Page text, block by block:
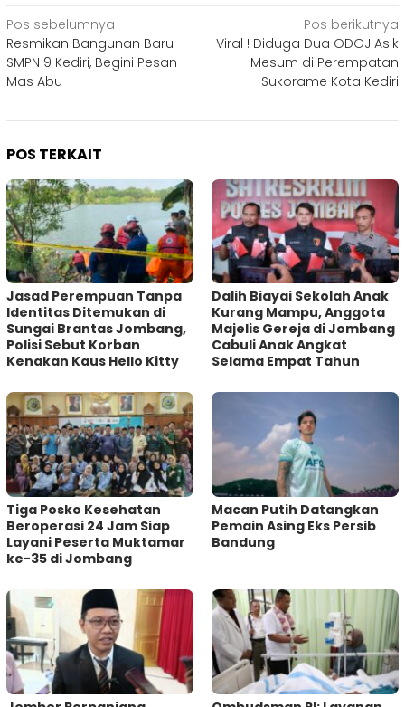
Navigasi
pos
Pos sebelumnya
Resmikan Bangunan Baru
SMPN 9 Kediri, Begini Pesan
Mas Abu
Pos berikutnya
Viral ! Diduga Dua ODGJ Asik
Mesum di Perempatan
Sukorame Kota Kediri
POS TERKAIT
Jasad Perempuan Tanpa
Identitas Ditemukan di
Sungai Brantas Jombang,
Polisi Sebut Korban
Kenakan Kaus Hello Kitty
Dalih Biayai Sekolah Anak
Kurang Mampu, Anggota
Majelis Gereja di Jombang
Cabuli Anak Angkat
Selama Empat Tahun
Tiga Posko Kesehatan
Beroperasi 24 Jam Siap
Layani Peserta Muktamar
ke-35 di Jombang
Macan Putih Datangkan
Pemain Asing Eks Persib
Bandung